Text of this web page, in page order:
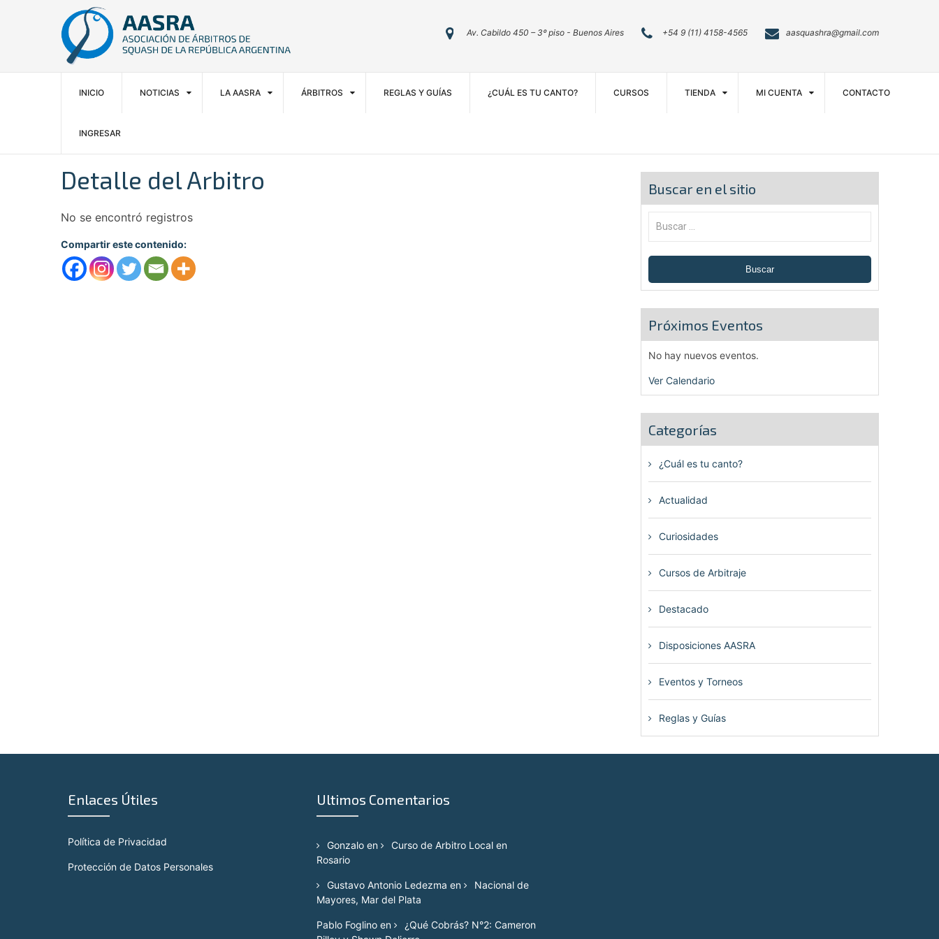
Av. Cabildo 450 – 3º piso - Buenos Aires +54 9 (11) 4158-4565 aasquashra@gmail.com
INICIO NOTICIAS LA AASRA ÁRBITROS REGLAS Y GUÍAS ¿CUÁL ES TU CANTO? CURSOS TIENDA MI CUENTA CONTACTO
INGRESAR
Detalle del Arbitro
No se encontró registros
Compartir este contenido:
Buscar en el sitio
Próximos Eventos
No hay nuevos eventos.
Ver Calendario
Categorías
¿Cuál es tu canto?
Actualidad
Curiosidades
Cursos de Arbitraje
Destacado
Disposiciones AASRA
Eventos y Torneos
Reglas y Guías
Enlaces Útiles
Política de Privacidad
Protección de Datos Personales
Ultimos Comentarios
Gonzalo en
Curso de Arbitro Local en
Rosario
Gustavo Antonio Ledezma en
Nacional de
Mayores, Mar del Plata
Pablo Foglino en
¿Qué Cobrás? N°2: Cameron